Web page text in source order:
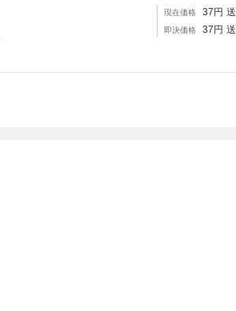
現在価格 37 円
即決価格 37 円